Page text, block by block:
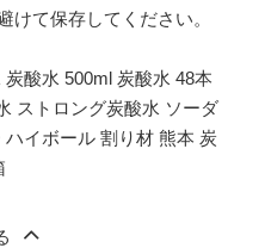
けて保存してください。
酸水 500ml 炭酸水 48本
ストロング炭酸水 ソーダ
イボール 割り材 熊本 炭